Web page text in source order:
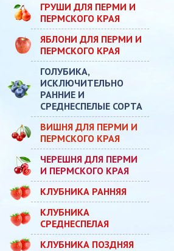
ГРУШИ ДЛЯ ПЕРМИ И
ПЕРМСКОГО КРАЯ
ЯБЛОНИ ДЛЯ ПЕРМИ И
ПЕРМСКОГО КРАЯ
ГОЛУБИКА,
ИСКЛЮЧИТЕЛЬНО
РАННИЕ И
СРЕДНЕСПЕЛЫЕ СОРТА
ВИШНЯ ДЛЯ ПЕРМИ И
ПЕРМСКОГО КРАЯ
ЧЕРЕШНЯ ДЛЯ ПЕРМИ
И ПЕРМСКОГО КРАЯ
КЛУБНИКА РАННЯЯ
КЛУБНИКА
СРЕДНЕСПЕЛАЯ
КЛУБНИКА ПОЗДНЯЯ